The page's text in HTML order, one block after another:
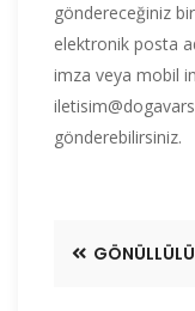
göndereceğiniz
elektronik posta
imza veya mobil
gönderebilirsiniz.